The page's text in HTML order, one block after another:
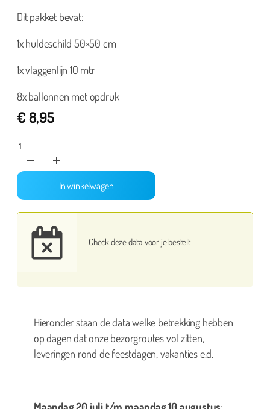
Dit pakket bevat:
1x huldeschild 50×50 cm
1x vlaggenlijn 10 mtr
8x ballonnen met opdruk
€8,95
Versierpakket
Premium
50
jaar
In winkelwagen
Check deze data voor je bestelt
Hieronder staan de data welke betrekking hebben
op dagen dat onze bezorgroutes vol zitten,
leveringen rond de feestdagen, vakanties e.d.